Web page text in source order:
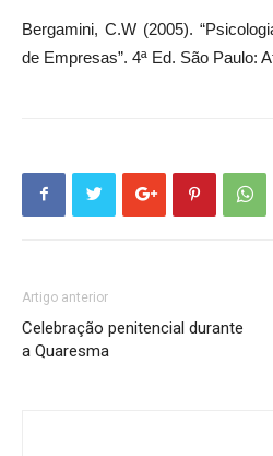
Bergamini, C.W (2005).
de Empresas”. 4ª Ed. São Paulo:
Artigo anterior
Celebração penitencial durante
a Quaresma